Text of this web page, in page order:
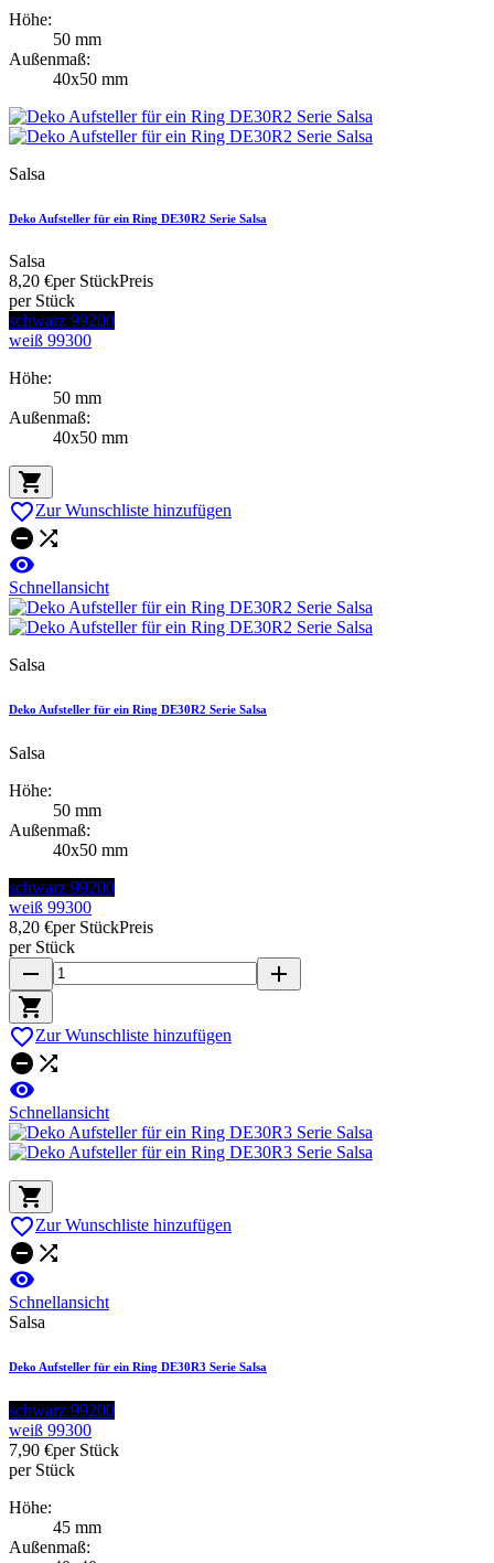
Höhe:
50 mm
Außenmaß:
40x50 mm
Salsa
Deko Aufsteller für ein Ring DE30R2 Serie Salsa
Salsa
8,20 €per StückPreis
per Stück
schwarz 99200
weiß 99300
Höhe:
50 mm
Außenmaß:
40x50 mm

Zur Wunschliste hinzufügen
 

Schnellansicht
Salsa
Deko Aufsteller für ein Ring DE30R2 Serie Salsa
Salsa
Höhe:
50 mm
Außenmaß:
40x50 mm
schwarz 99200
weiß 99300
8,20 €per StückPreis
per Stück
remove
add

Zur Wunschliste hinzufügen
 

Schnellansicht

Zur Wunschliste hinzufügen
 

Schnellansicht
Salsa
Deko Aufsteller für ein Ring DE30R3 Serie Salsa
schwarz 99200
weiß 99300
7,90 €per Stück
per Stück
Höhe:
45 mm
Außenmaß: